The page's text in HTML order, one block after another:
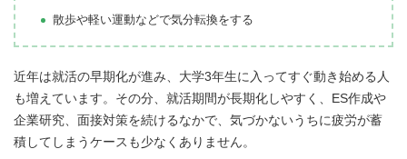
散歩や軽い運動などで気分転換をする
近年は就活の早期化が進み、大学3年生に入ってすぐ動き始める人
も増えています。その分、就活期間が長期化しやすく、ES作成や
企業研究、面接対策を続けるなかで、気づかないうちに疲労が蓄
積してしまうケースも少なくありません。